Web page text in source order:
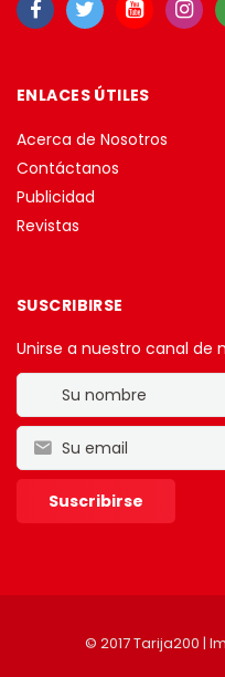
ENLACES ÚTILES
Acerca de Nosotros
Contáctanos
Publicidad
Revistas
SUSCRIBIRSE
Unirse a nuestro canal de
© 2017 Tarija200 |